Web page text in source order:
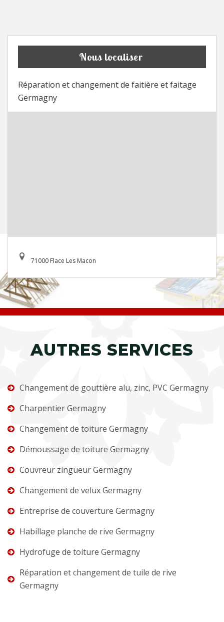
Nous localiser
Réparation et changement de faitière et faitage
Germagny
71000 Flace Les Macon
AUTRES SERVICES
Changement de gouttière alu, zinc, PVC Germagny
Charpentier Germagny
Changement de toiture Germagny
Démoussage de toiture Germagny
Couvreur zingueur Germagny
Changement de velux Germagny
Entreprise de couverture Germagny
Habillage planche de rive Germagny
Hydrofuge de toiture Germagny
Réparation et changement de tuile de rive
Germagny